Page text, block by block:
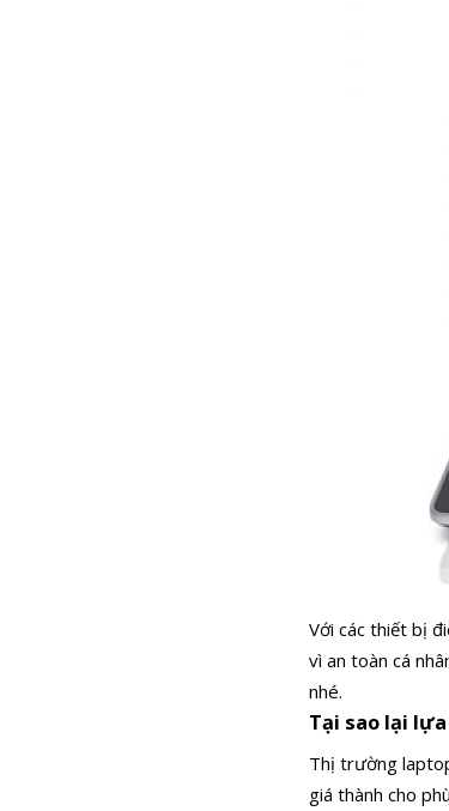
Với các thiết bị
vì an toàn cá
nhé.
Tại sao lại
Thị trường
giá thành cho